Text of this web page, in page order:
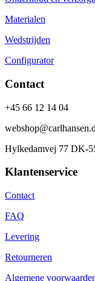
Materialen
Wedstrijden
Configurator
Contact
+45 66 12 14 04
Hylkedamvej 77 DK-
Klantenservice
Contact
FAQ
Levering
Retourneren
Algemene